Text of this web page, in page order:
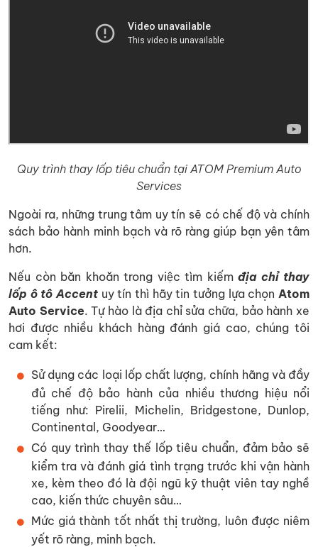
Quy trình thay lốp tiêu chuẩn tại ATOM Premium Auto
Services
Ngoài ra, những trung tâm uy tín sẽ có chế độ và chính
sách bảo hành minh bạch và rõ ràng giúp bạn yên tâm
hơn.
Nếu còn băn khoăn trong việc tìm kiếm địa chỉ thay
lốp ô tô Accent uy tín thì hãy tin tưởng lựa chọn Atom
Auto Service. Tự hào là địa chỉ sửa chữa, bảo hành xe
hơi được nhiều khách hàng đánh giá cao, chúng tôi
cam kết:
Sử dụng các loại lốp chất lượng, chính hãng và đầy
đủ chế độ bảo hành của nhiều thương hiệu nổi
tiếng như: Pirelii, Michelin, Bridgestone, Dunlop,
Continental, Goodyear…
Có quy trình thay thế lốp tiêu chuẩn, đảm bảo sẽ
kiểm tra và đánh giá tình trạng trước khi vận hành
xe, kèm theo đó là đội ngũ kỹ thuật viên tay nghề
cao, kiến thức chuyên sâu…
Mức giá thành tốt nhất thị trường, luôn được niêm
yết rõ ràng, minh bạch.